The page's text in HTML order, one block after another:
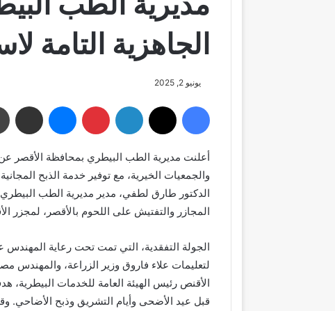
الجاهزية التامة
يونيو 2, 2025
فيسبوك لينكدإن بينتيريست ماسنجر مشاركة
أعلنت مديرية الطب البيطري بمحافظة الأقصر
والجمعيات الخيرية، مع توفير خدمة الذبح
الدكتور طارق لطفي، مدير مديرية الطب البيطري
المجازر والتفتيش على اللحوم بالأقصر، لمجزر
الجولة التفقدية، التي تمت تحت رعاية
لتعليمات علاء فاروق وزير الزراعة، والمهندس
الأقنص رئيس الهيئة العامة للخدمات البيطرية،
قبل عيد الأضحى وأيام التشريق وذبح الأضاحي.